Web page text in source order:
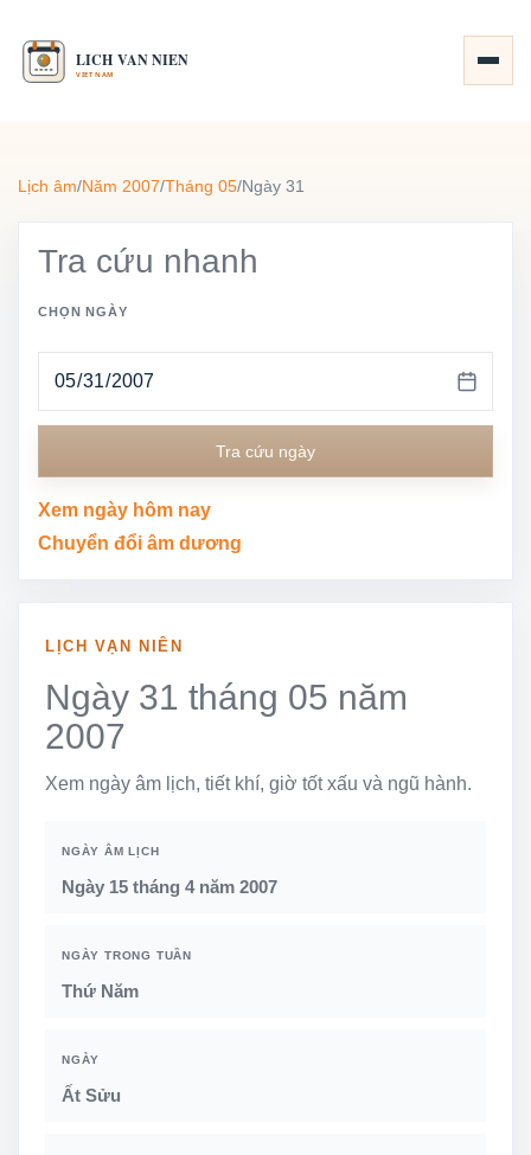
Lịch âm/Năm 2007/Tháng 05/Ngày 31
Tra cứu nhanh
CHỌN NGÀY
Tra cứu ngày
Xem ngày hôm nay
Chuyển đổi âm dương
LỊCH VẠN NIÊN
Ngày 31 tháng 05 năm
2007
Xem ngày âm lịch, tiết khí, giờ tốt xấu và ngũ hành.
NGÀY ÂM LỊCH
Ngày 15 tháng 4 năm 2007
NGÀY TRONG TUẦN
Thứ Năm
NGÀY
Ất Sửu